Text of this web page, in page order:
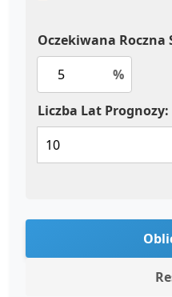
Oczekiwana Roczna
%
Liczba Lat Prognozy: